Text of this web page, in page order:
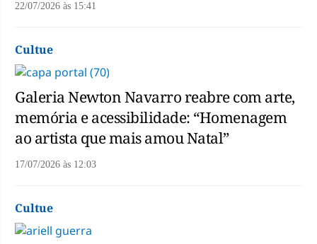
22/07/2026 às 15:41
Cultue
Galeria Newton Navarro reabre com arte,
memória e acessibilidade: “Homenagem
ao artista que mais amou Natal”
17/07/2026 às 12:03
Cultue